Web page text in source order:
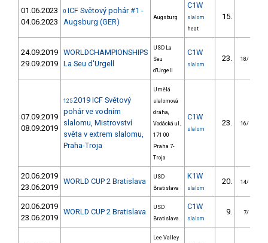
01.06.2023
04.06.2023
0 ICF Světový pohár #1 -
Augsburg (GER)
Augsburg
C1W
slalom
heat
15.
24.09.2019
29.09.2019
WORLDCHAMPIONSHIPS
La Seu d'Urgell
USD La
Seu
d'Urgell
C1W
slalom
23. 18/
07.09.2019
08.09.2019
125 2019 ICF Světový
pohár ve vodním
slalomu, Mistrovství
světa v extrem slalomu,
Praha-Troja
Umělá
slalomová
dráha,
Vodácká ul.,
171 00
Praha 7-
Troja
C1W
slalom
23. 16/
20.06.2019
23.06.2019
WORLD CUP 2 Bratislava
USD
Bratislava
K1W
slalom
20. 14/
20.06.2019
23.06.2019
WORLD CUP 2 Bratislava
USD
Bratislava
C1W
slalom
9. 7/
Lee Valley